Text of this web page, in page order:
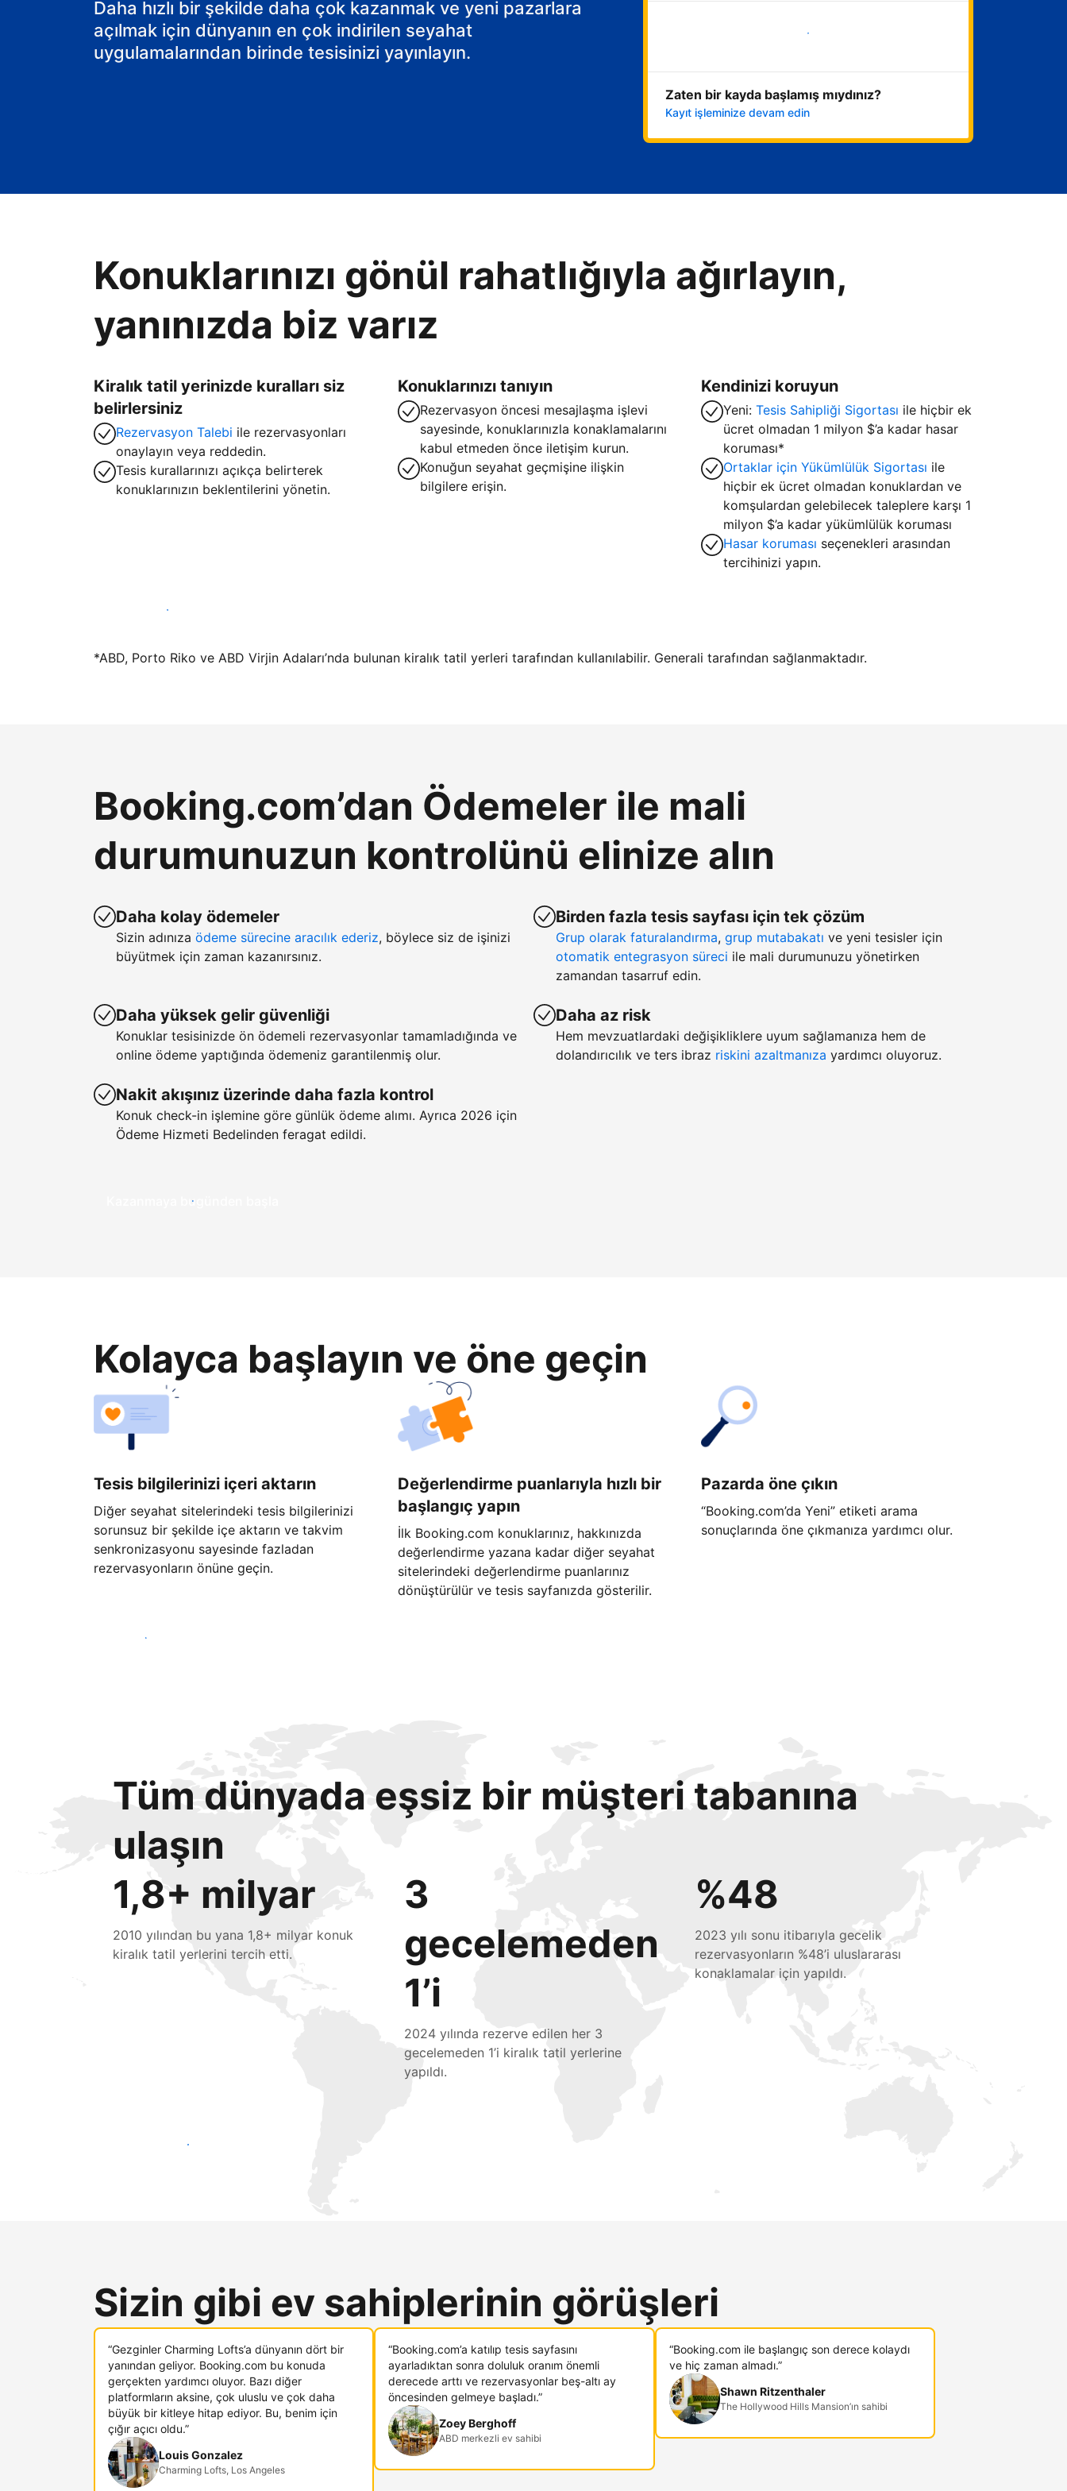
Daha hızlı bir şekilde daha çok kazanmak ve yeni pazarlara
açılmak için dünyanın en çok indirilen seyahat
uygulamalarından birinde tesisinizi yayınlayın.
Hemen başla
Zaten bir kayda başlamış mıydınız?
Kayıt işleminize devam edin
Konuklarınızı gönül rahatlığıyla ağırlayın,
yanınızda biz varız
Kiralık tatil yerinizde kuralları siz
belirlersiniz
Rezervasyon Talebi ile rezervasyonları
onaylayın veya reddedin.
Tesis kurallarınızı açıkça belirterek
konuklarınızın beklentilerini yönetin.
Konuklarınızı tanıyın
Rezervasyon öncesi mesajlaşma işlevi
sayesinde, konuklarınızla konaklamalarını
kabul etmeden önce iletişim kurun.
Konuğun seyahat geçmişine ilişkin
bilgilere erişin.
Kendinizi koruyun
Yeni:Tesis Sahipliği Sigortası ile hiçbir ek
ücret olmadan 1 milyon $’a kadar hasar
koruması*
Ortaklar için Yükümlülük Sigortası ile
hiçbir ek ücret olmadan konuklardan ve
komşulardan gelebilecek taleplere karşı 1
milyon $’a kadar yükümlülük koruması
Hasar koruması seçenekleri arasından
tercihinizi yapın.
Hemen tesis yayınla
*ABD, Porto Riko ve ABD Virjin Adaları’nda bulunan kiralık tatil yerleri tarafından kullanılabilir. Generali tarafından sağlanmaktadır.
Booking.com’dan Ödemeler ile mali
durumunuzun kontrolünü elinize alın
Daha kolay ödemeler
Sizin adınıza ödeme sürecine aracılık ederiz, böylece siz de işinizi
büyütmek için zaman kazanırsınız.
Daha yüksek gelir güvenliği
Konuklar tesisinizde ön ödemeli rezervasyonlar tamamladığında ve
online ödeme yaptığında ödemeniz garantilenmiş olur.
Nakit akışınız üzerinde daha fazla kontrol
Konuk check-in işlemine göre günlük ödeme alımı. Ayrıca 2026 için
Ödeme Hizmeti Bedelinden feragat edildi.
Birden fazla tesis sayfası için tek çözüm
Grup olarak faturalandırma, grup mutabakatı ve yeni tesisler için
otomatik entegrasyon süreci ile mali durumunuzu yönetirken
zamandan tasarruf edin.
Daha az risk
Hem mevzuatlardaki değişikliklere uyum sağlamanıza hem de
dolandırıcılık ve ters ibraz riskini azaltmanıza yardımcı oluyoruz.
Kazanmaya bugünden başla
Kolayca başlayın ve öne geçin
Tesis bilgilerinizi içeri aktarın
Diğer seyahat sitelerindeki tesis bilgilerinizi
sorunsuz bir şekilde içe aktarın ve takvim
senkronizasyonu sayesinde fazladan
rezervasyonların önüne geçin.
Değerlendirme puanlarıyla hızlı bir
başlangıç yapın
İlk Booking.com konuklarınız, hakkınızda
değerlendirme yazana kadar diğer seyahat
sitelerindeki değerlendirme puanlarınız
dönüştürülür ve tesis sayfanızda gösterilir.
Pazarda öne çıkın
“Booking.com’da Yeni” etiketi arama
sonuçlarında öne çıkmanıza yardımcı olur.
Hemen başla
Tüm dünyada eşsiz bir müşteri tabanına
ulaşın
1,8+ milyar
2010 yılından bu yana 1,8+ milyar konuk
kiralık tatil yerlerini tercih etti.
3
gecelemeden
1’i
2024 yılında rezerve edilen her 3
gecelemeden 1’i kiralık tatil yerlerine
yapıldı.
%48
2023 yılı sonu itibarıyla gecelik
rezervasyonların %48’i uluslararası
konaklamalar için yapıldı.
Hemen yeni konuklara ulaş
Sizin gibi ev sahiplerinin görüşleri
“Gezginler Charming Lofts’a dünyanın dört bir
yanından geliyor. Booking.com bu konuda
gerçekten yardımcı oluyor. Bazı diğer
platformların aksine, çok uluslu ve çok daha
büyük bir kitleye hitap ediyor. Bu, benim için
çığır açıcı oldu.”
Louis Gonzalez
Charming Lofts, Los Angeles
“Booking.com’a katılıp tesis sayfasını
ayarladıktan sonra doluluk oranım önemli
derecede arttı ve rezervasyonlar beş-altı ay
öncesinden gelmeye başladı.”
Zoey Berghoff
ABD merkezli ev sahibi
“Booking.com ile başlangıç son derece kolaydı
ve hiç zaman almadı.”
Shawn Ritzenthaler
The Hollywood Hills Mansion’ın sahibi